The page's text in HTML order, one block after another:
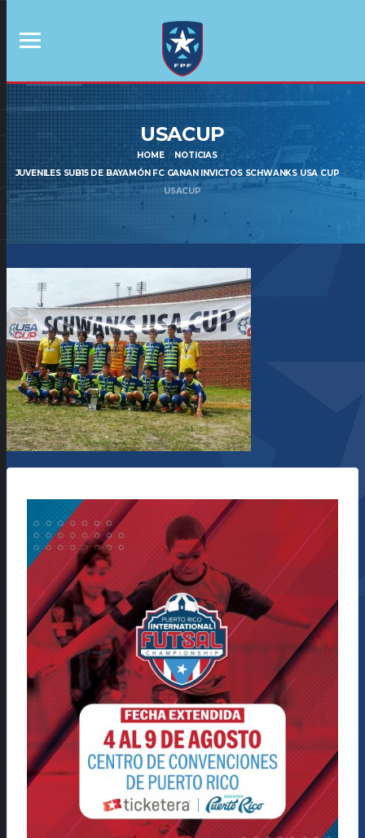
USACUP
HOME
NOTICIAS
JUVENILES SUB15 DE BAYAMÓN FC GANAN INVICTOS SCHWANKS USA CUP
USACUP